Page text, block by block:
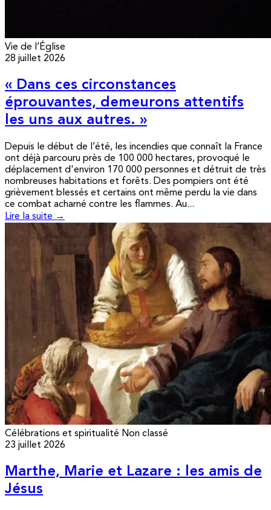
Vie de l’Église
28 juillet 2026
« Dans ces circonstances
éprouvantes, demeurons attentifs
les uns aux autres. »
Depuis le début de l’été, les incendies que connaît la France
ont déjà parcouru près de 100 000 hectares, provoqué le
déplacement d'environ 170 000 personnes et détruit de très
nombreuses habitations et forêts. Des pompiers ont été
grièvement blessés et certains ont même perdu la vie dans
ce combat acharné contre les flammes. Au...
Lire la suite →
Célébrations et spiritualité Non classé
23 juillet 2026
Marthe, Marie et Lazare : les amis de
Jésus